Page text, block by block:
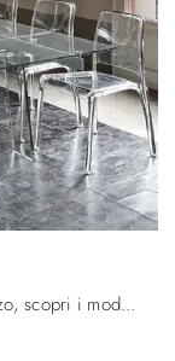
Se sei alla ricerca di tavoli design da pranzo, scopri i modelli allungabili di Target Point: clicca e scopri il modello Crystal Plus in vetro.